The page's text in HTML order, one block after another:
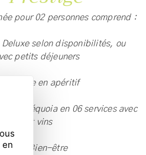
pour 02 personnes comprend :
Deluxe selon disponibilités, ou
petits déjeuners
en apéritif
Séquoia en 06 services avec
mets et vins
Bien-être